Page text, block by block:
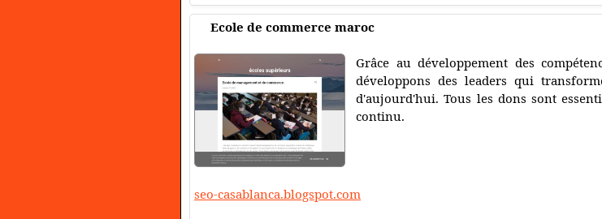
Ecole de commerce maroc
Grâce au développement des
développons des leaders qui
d'aujourd'hui. Tous les dons sont
continu.
seo-casablanca.blogspot.com